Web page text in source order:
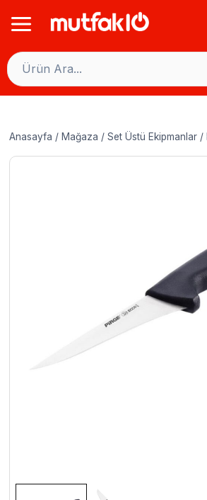
Anasayfa / Mağaza / Set Üstü Ekipmanlar /